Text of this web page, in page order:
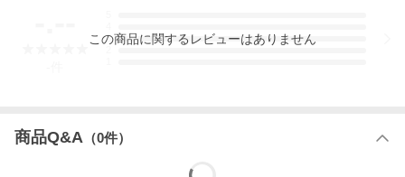
床の汚れを防ぎます。）
す。）
●ポリシングガーゼ（楽器内面の水分や汚れ取りに最適なガーゼで
3
この商品に関するレビューはありません
商品Q&A （0件）